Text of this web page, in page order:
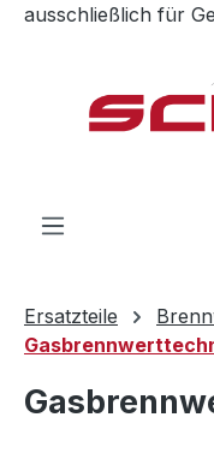
Zum Hauptinhalt
ausschließlich für
Ersatzteile